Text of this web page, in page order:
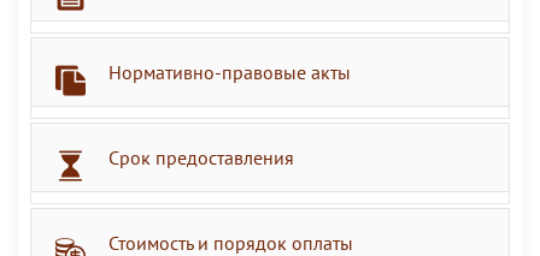
Нормативно-правовые акты
Срок предоставления
Стоимость и порядок оплаты